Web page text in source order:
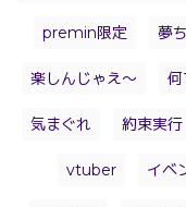
premin限定 夢
楽しんじゃえ〜 何
気まぐれ 約束実行
vtuber イベ